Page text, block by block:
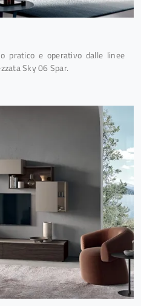
pratico e operativo dalle linee
Sky 06 Spar.